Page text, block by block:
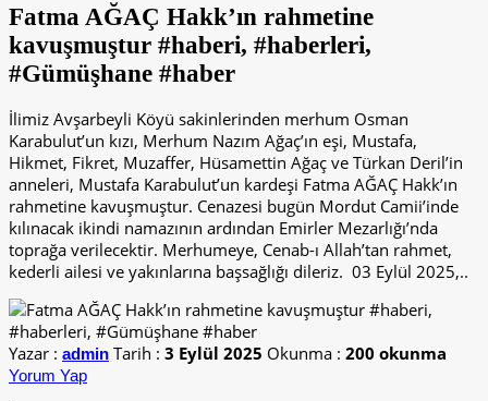
Fatma AĞAÇ Hakk’ın rahmetine
kavuşmuştur #haberi, #haberleri,
#Gümüşhane #haber
İlimiz Avşarbeyli Köyü sakinlerinden merhum Osman
Karabulut’un kızı, Merhum Nazım Ağaç’ın eşi, Mustafa,
Hikmet, Fikret, Muzaffer, Hüsamettin Ağaç ve Türkan Deril’in
anneleri, Mustafa Karabulut’un kardeşi Fatma AĞAÇ Hakk’ın
rahmetine kavuşmuştur. Cenazesi bugün Mordut Camii’inde
kılınacak ikindi namazının ardından Emirler Mezarlığı’nda
toprağa verilecektir. Merhumeye, Cenab-ı Allah’tan rahmet,
kederli ailesi ve yakınlarına başsağlığı dileriz. 03 Eylül 2025,..
Yazar : admin Tarih : 3 Eylül 2025 Okunma : 200 okunma
Yorum Yap